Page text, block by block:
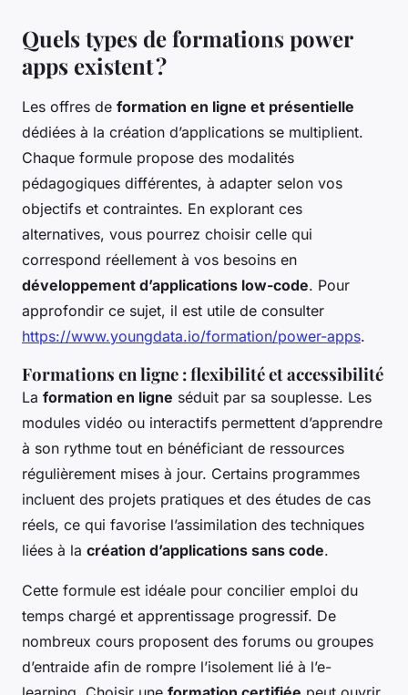
Quels types de formations power
apps existent ?
Les offres de formation en ligne et présentielle
dédiées à la création d’applications se multiplient.
Chaque formule propose des modalités
pédagogiques différentes, à adapter selon vos
objectifs et contraintes. En explorant ces
alternatives, vous pourrez choisir celle qui
correspond réellement à vos besoins en
développement d’applications low-code. Pour
approfondir ce sujet, il est utile de consulter
https://www.youngdata.io/formation/power-apps.
Formations en ligne : flexibilité et accessibilité
La formation en ligne séduit par sa souplesse. Les
modules vidéo ou interactifs permettent d’apprendre
à son rythme tout en bénéficiant de ressources
régulièrement mises à jour. Certains programmes
incluent des projets pratiques et des études de cas
réels, ce qui favorise l’assimilation des techniques
liées à la création d’applications sans code.
Cette formule est idéale pour concilier emploi du
temps chargé et apprentissage progressif. De
nombreux cours proposent des forums ou groupes
d’entraide afin de rompre l’isolement lié à l’e-